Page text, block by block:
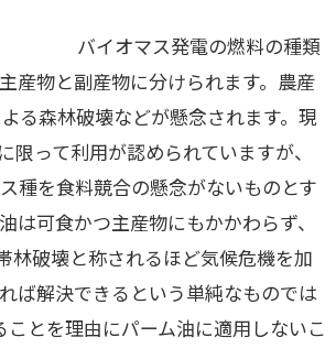
料の種類
産物と副産物に分けられます。農産
る森林破壊などが懸念されます。現
って利用が認められていますが、
種を食料競合の懸念がないものとす
可食かつ主産物にもかかわらず、
林破壊と称されるほど気候危機を加
ば解決できるという単純なものでは
とを理由にパーム油に適用しないこ